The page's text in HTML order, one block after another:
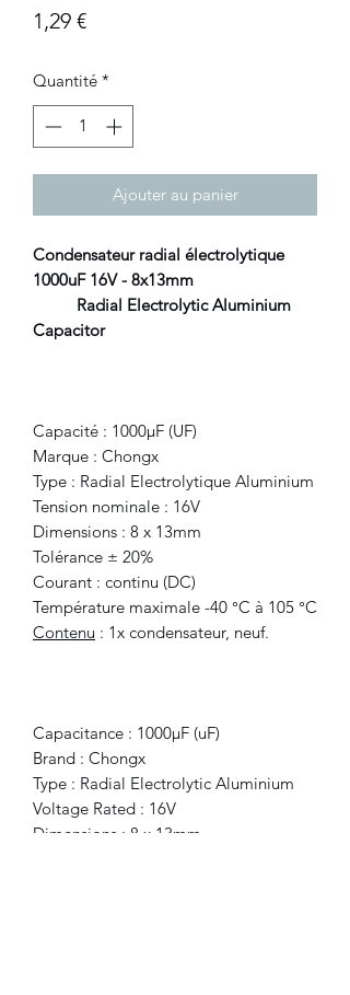
1,29 €Prix
Quantité *
Ajouter au panier
Condensateur radial électrolytique
1000uF 16V - 8x13mm
Radial Electrolytic Aluminium
Capacitor
Capacité : 1000μF (UF)
Marque : Chongx
Type : Radial Electrolytique Aluminium
Tension nominale : 16V
Dimensions : 8 x 13mm
Tolérance ± 20%
Courant : continu (DC)
Température maximale -40 °C à 105 °C
Contenu : 1x condensateur, neuf.
Capacitance : 1000μF (uF)
Brand : Chongx
Type : Radial Electrolytic Aluminium
Voltage Rated : 16V
Dimensions : 8 x 13mm